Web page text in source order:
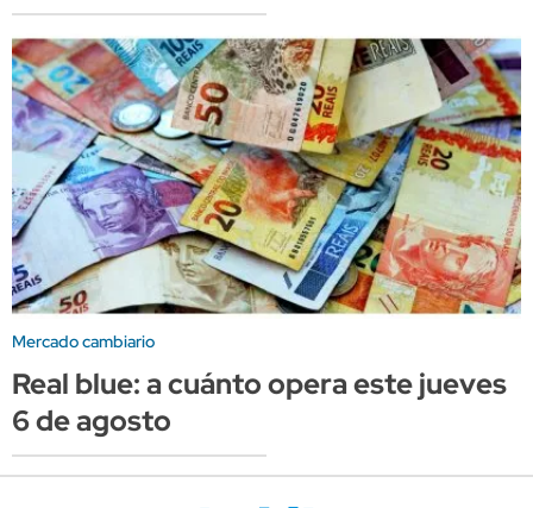
Mercado cambiario
Real blue: a cuánto opera este jueves
6 de agosto